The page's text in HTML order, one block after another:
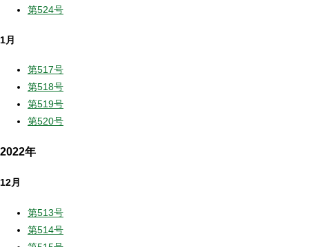
第524号
1月
第517号
第518号
第519号
第520号
2022年
12月
第513号
第514号